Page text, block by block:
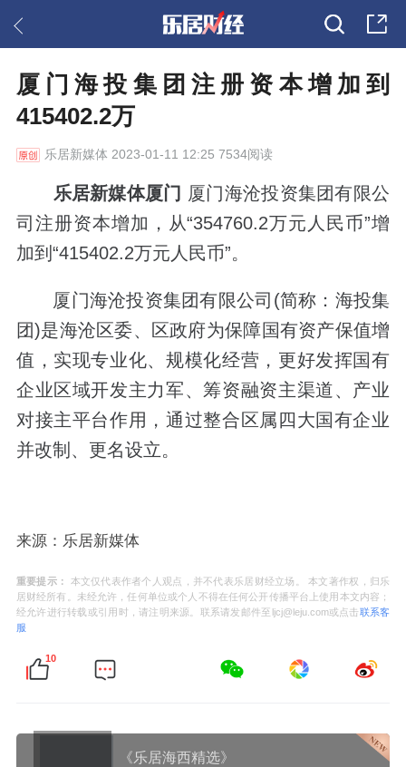
厦门海投集团注册资本增加到
415402.2万
乐居新媒体 2023-01-11 12:25 7534阅读
乐居新媒体厦门 厦门海沧投资集团有限公
司注册资本增加，从“354760.2万元人民币”增
加到“415402.2万元人民币”。
厦门海沧投资集团有限公司(简称：海投集
团)是海沧区委、区政府为保障国有资产保值增
值，实现专业化、规模化经营，更好发挥国有
企业区域开发主力军、筹资融资主渠道、产业
对接主平台作用，通过整合区属四大国有企业
并改制、更名设立。
来源：乐居新媒体
重要提示：
本文仅代表作者个人观点，并不代表乐居财经立场。 本文著作权，归乐
居财经所有。未经允许，任何单位或个人不得在任何公开传播平台上使用本文内容；
经允许进行转载或引用时，请注明来源。联系请发邮件至ljcj@leju.com或点击联系客
服
10
《乐居海西精选》